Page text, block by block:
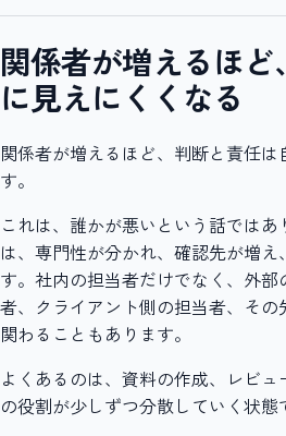
関係者が増えるほ
に見えにくくなる
関係者が増えるほど、判断と責任
す。
これは、誰かが悪いという話では
は、専門性が分かれ、確認先が増
す。社内の担当者だけでなく、外
者、クライアント側の担当者、そ
関わることもあります。
よくあるのは、資料の作成、レビ
の役割が少しずつ分散していく状態